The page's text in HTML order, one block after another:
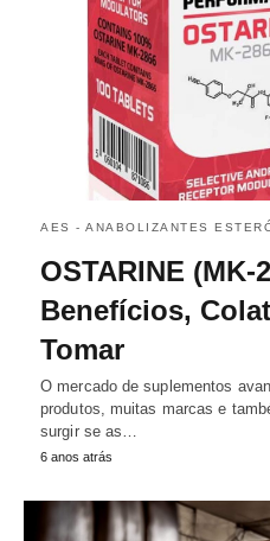
AES - ANABOLIZANTES
OSTARINE (MK-
Benefícios,
Tomar
O mercado de suplementos
produtos, muitas marcas e
surgir se as…
6 anos atrás